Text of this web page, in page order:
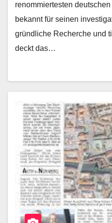
renommiertesten
bekannt für seinen
gründliche Recherche und
deckt das…